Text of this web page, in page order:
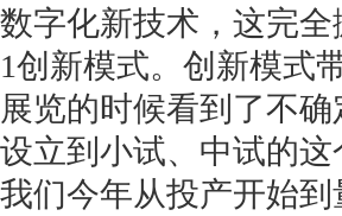
数字化新技术，这完
1创新模式。创新模式
展览的时候看到了不
设立到小试、中试的
我们今年从投产开始